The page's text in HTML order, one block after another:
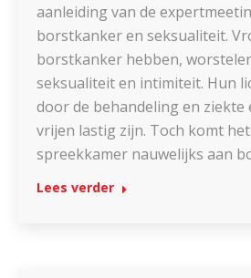
aanleiding van de
borstkanker en seksualiteit.
borstkanker hebben,
seksualiteit en intimiteit. Hun
door de behandeling en ziekte
vrijen lastig zijn. Toch komt
spreekkamer nauwelijks aan
Lees verder